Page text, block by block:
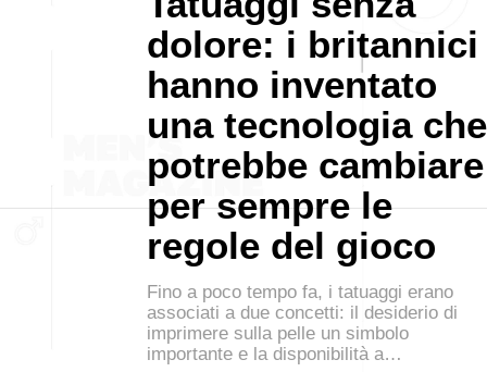
dolore: i britannici
hanno inventato
una tecnologia che
potrebbe cambiare
per sempre le
regole del gioco
Fino a poco tempo fa, i tatuaggi erano
associati a due concetti: il desiderio di
imprimere sulla pelle un simbolo
importante e la disponibilità a…